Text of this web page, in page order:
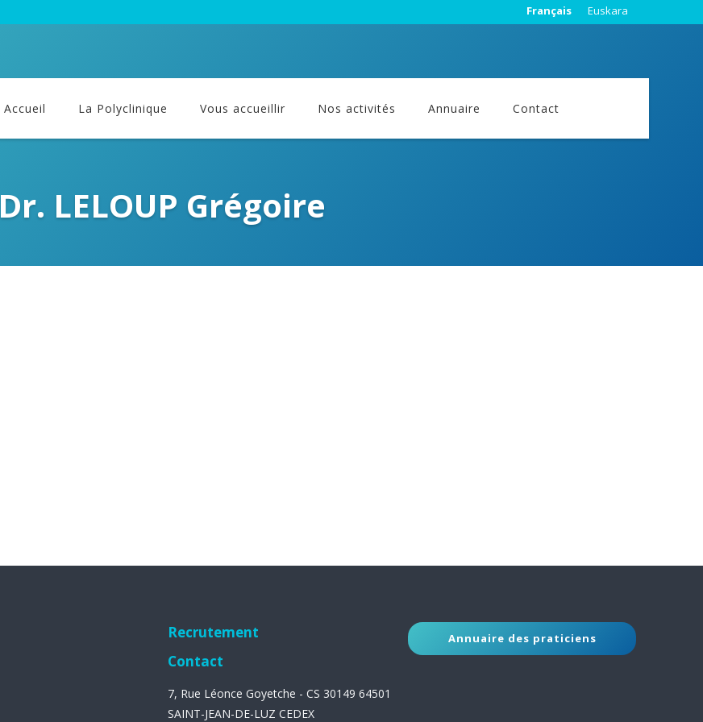
Français Euskara
Accueil La Polyclinique Vous accueillir Nos activités Annuaire Contact
Dr. LELOUP Grégoire
Recrutement
Contact
7, Rue Léonce Goyetche - CS 30149 64501
SAINT-JEAN-DE-LUZ CEDEX
Annuaire des praticiens